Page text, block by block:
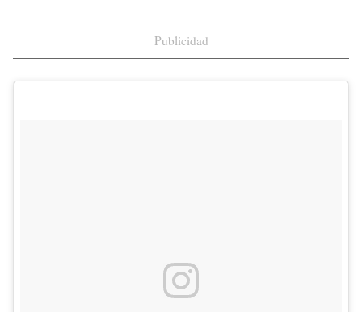
Publicidad